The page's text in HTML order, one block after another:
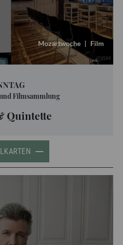
Mozartwoche | Film
ISM
Filmsammlung
Quintette